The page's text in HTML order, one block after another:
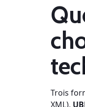
Trois
XML),